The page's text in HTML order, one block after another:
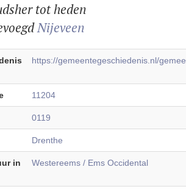
tot heden
Nijeveen
https://gemeentegeschiedenis.nl/
11204
0119
Drenthe
in
Westereems / Ems Occidental